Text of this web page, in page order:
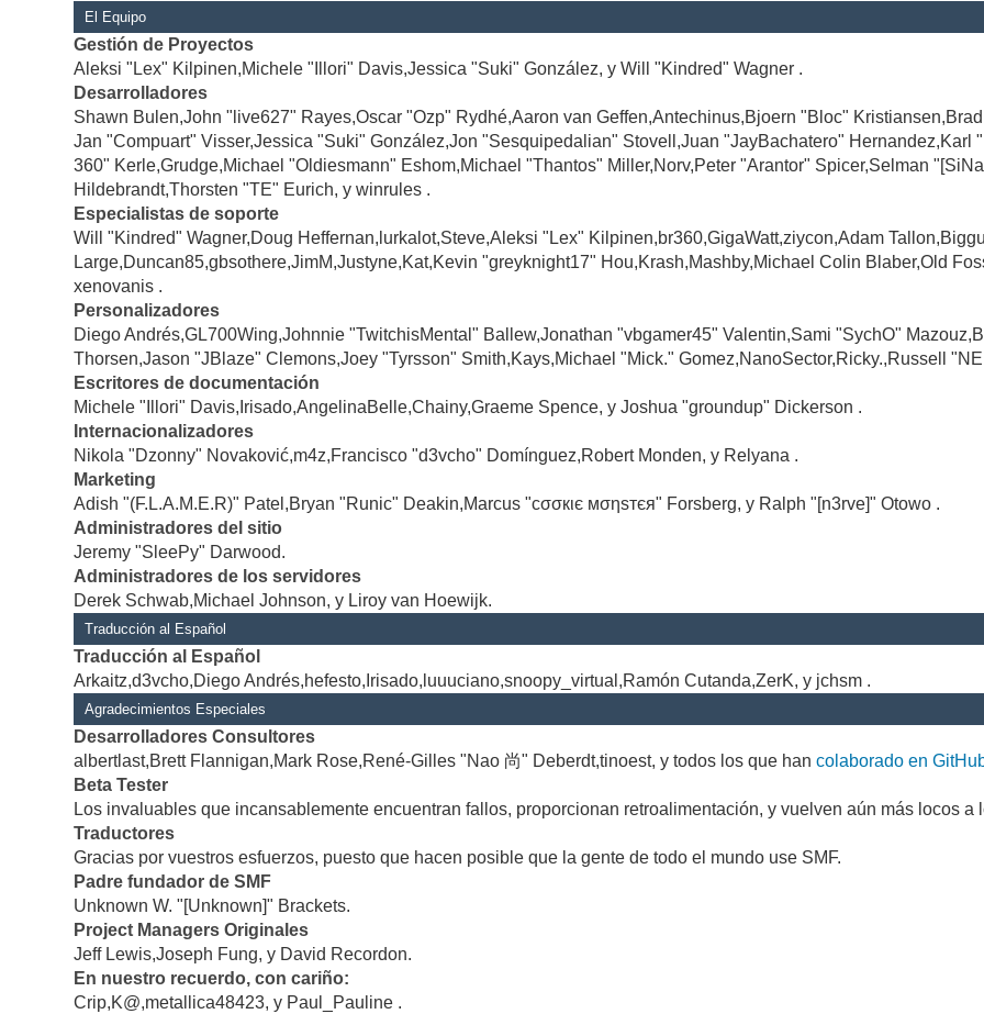
El Equipo
Gestión de Proyectos
Aleksi "Lex" Kilpinen,Michele "Illori" Davis,Jessica "Suki" González, y Will "Kindred" Wagner .
Desarrolladores
Shawn Bulen,John "live627" Rayes,Oscar "Ozp" Rydhé,Aaron van Geffen,Antechinus,Bjoern "Bloc"
Jan "Compuart" Visser,Jessica "Suki" González,Jon "Sesquipedalian" Stovell,Juan "JayBachatero"
360" Kerle,Grudge,Michael "Oldiesmann" Eshom,Michael "Thantos" Miller,Norv,Peter "Arantor" Spicer,Selman
Hildebrandt,Thorsten "TE" Eurich, y winrules .
Especialistas de soporte
Will "Kindred" Wagner,Doug Heffernan,lurkalot,Steve,Aleksi "Lex" Kilpinen,br360,GigaWatt,ziycon,Adam
Large,Duncan85,gbsothere,JimM,Justyne,Kat,Kevin "greyknight17" Hou,Krash,Mashby,Michael Colin Blaber,Old
xenovanis .
Personalizadores
Diego Andrés,GL700Wing,Johnnie "TwitchisMental" Ballew,Jonathan "vbgamer45" Valentin,Sami "SychO"
Thorsen,Jason "JBlaze" Clemons,Joey "Tyrsson" Smith,Kays,Michael "Mick." Gomez,NanoSector,Ricky.,Russell
Escritores de documentación
Michele "Illori" Davis,Irisado,AngelinaBelle,Chainy,Graeme Spence, y Joshua "groundup" Dickerson .
Internacionalizadores
Nikola "Dzonny" Novaković,m4z,Francisco "d3vcho" Domínguez,Robert Monden, y Relyana .
Marketing
Adish "(F.L.A.M.E.R)" Patel,Bryan "Runic" Deakin,Marcus "cσσкιє мσηѕтєя" Forsberg, y Ralph "[n3rve]" Otowo .
Administradores del sitio
Jeremy "SleePy" Darwood.
Administradores de los servidores
Derek Schwab,Michael Johnson, y Liroy van Hoewijk.
Traducción al Español
Traducción al Español
Arkaitz,d3vcho,Diego Andrés,hefesto,Irisado,luuuciano,snoopy_virtual,Ramón Cutanda,ZerK, y jchsm .
Agradecimientos Especiales
Desarrolladores Consultores
albertlast,Brett Flannigan,Mark Rose,René-Gilles "Nao 尚" Deberdt,tinoest, y todos los que hancolaborado en
Beta Tester
Los invaluables que incansablemente encuentran fallos, proporcionan retroalimentación, y vuelven aún más locos a
Traductores
Gracias por vuestros esfuerzos, puesto que hacen posible que la gente de todo el mundo use SMF.
Padre fundador de SMF
Unknown W. "[Unknown]" Brackets.
Project Managers Originales
Jeff Lewis,Joseph Fung, y David Recordon.
En nuestro recuerdo, con cariño:
Crip,K@,metallica48423, y Paul_Pauline .